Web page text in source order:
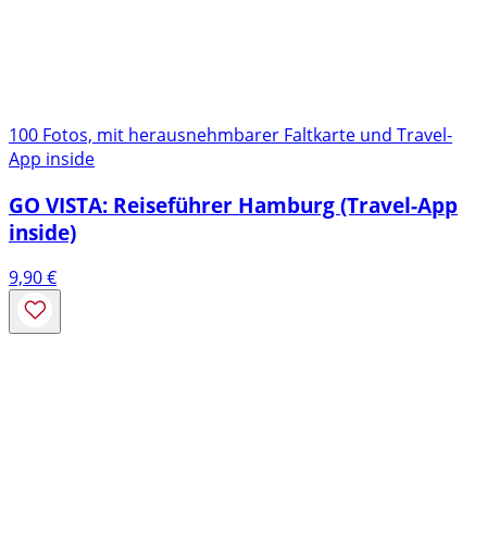
100 Fotos, mit herausnehmbarer Faltkarte und Travel-
App inside
GO VISTA: Reiseführer Hamburg (Travel-App
inside)
9,90€